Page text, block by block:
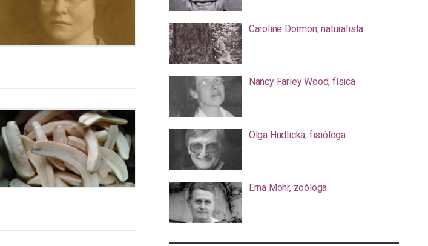
Caroline Dormon, naturalista
Nancy Farley Wood, física
Olga Hudlická, fisióloga
Erna Mohr, zoóloga